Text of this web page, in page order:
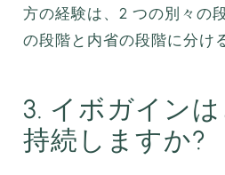
方の経験は、2 つの別々の
の段階と内省の段階に分け
3. イボガイン
持続しますか?